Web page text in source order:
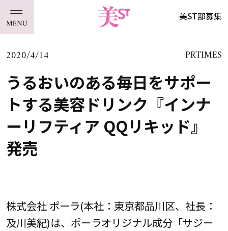
美ST部募集
2020/4/14 PRTIMES
うるおいのある毎日をサポー
トする美容ドリンク『インナ
ーリフティア QQリキッド』
発売
株式会社 ポーラ(本社：東京都品川区、社長：
及川美紀)は、ポーラオリジナル成分「サジー